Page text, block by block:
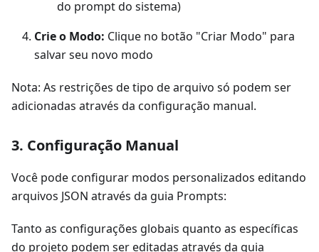
do prompt do sistema)
Crie o Modo: Clique no botão "Criar Modo" para
salvar seu novo modo
Nota: As restrições de tipo de arquivo só podem ser
adicionadas através da configuração manual.
3. Configuração Manual
Você pode configurar modos personalizados editando
arquivos JSON através da guia Prompts:
Tanto as configurações globais quanto as específicas
do projeto podem ser editadas através da guia